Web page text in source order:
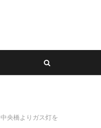
中央橋よりガス灯を